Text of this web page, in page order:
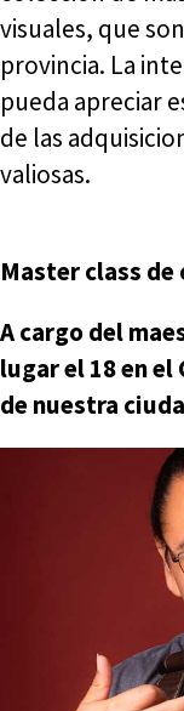
visuales, que
provincia. La
pueda apreciar
de las
valiosas.
Master class de
A cargo del
lugar el 18 en
de nuestra